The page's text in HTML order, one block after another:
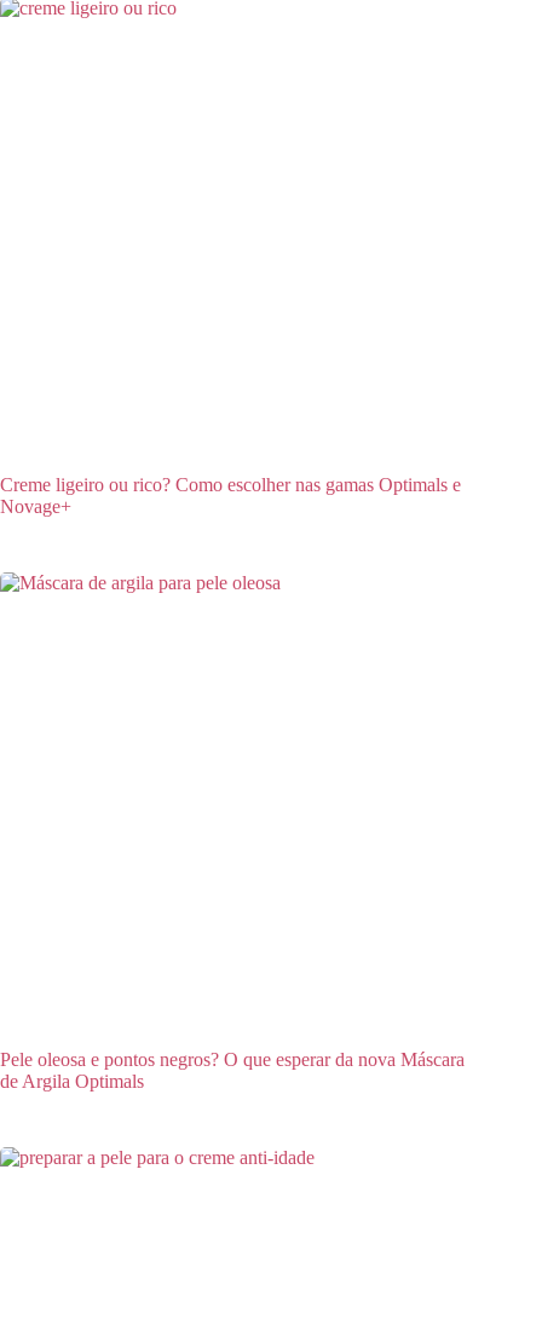
Creme ligeiro ou rico? Como escolher nas gamas Optimals e
Novage+
Pele oleosa e pontos negros? O que esperar da nova Máscara
de Argila Optimals